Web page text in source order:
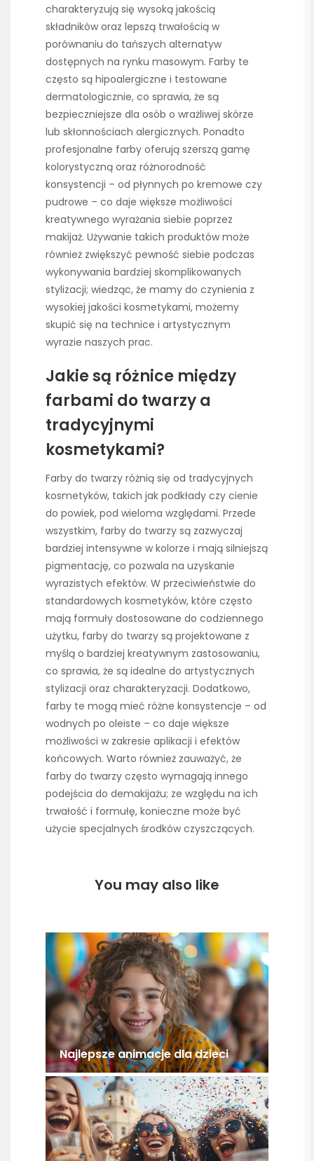
charakteryzują się wysoką jakością
składników oraz lepszą trwałością w
porównaniu do tańszych alternatyw
dostępnych na rynku masowym. Farby te
często są hipoalergiczne i testowane
dermatologicznie, co sprawia, że są
bezpieczniejsze dla osób o wrażliwej skórze
lub skłonnościach alergicznych. Ponadto
profesjonalne farby oferują szerszą gamę
kolorystyczną oraz różnorodność
konsystencji – od płynnych po kremowe czy
pudrowe – co daje większe możliwości
kreatywnego wyrażania siebie poprzez
makijaż. Używanie takich produktów może
również zwiększyć pewność siebie podczas
wykonywania bardziej skomplikowanych
stylizacji; wiedząc, że mamy do czynienia z
wysokiej jakości kosmetykami, możemy
skupić się na technice i artystycznym
wyrazie naszych prac.
Jakie są różnice między
farbami do twarzy a
tradycyjnymi
kosmetykami?
Farby do twarzy różnią się od tradycyjnych
kosmetyków, takich jak podkłady czy cienie
do powiek, pod wieloma względami. Przede
wszystkim, farby do twarzy są zazwyczaj
bardziej intensywne w kolorze i mają silniejszą
pigmentację, co pozwala na uzyskanie
wyrazistych efektów. W przeciwieństwie do
standardowych kosmetyków, które często
mają formuły dostosowane do codziennego
użytku, farby do twarzy są projektowane z
myślą o bardziej kreatywnym zastosowaniu,
co sprawia, że są idealne do artystycznych
stylizacji oraz charakteryzacji. Dodatkowo,
farby te mogą mieć różne konsystencje – od
wodnych po oleiste – co daje większe
możliwości w zakresie aplikacji i efektów
końcowych. Warto również zauważyć, że
farby do twarzy często wymagają innego
podejścia do demakijażu; ze względu na ich
trwałość i formułę, konieczne może być
użycie specjalnych środków czyszczących.
You may also like
Najlepsze animacje dla dzieci